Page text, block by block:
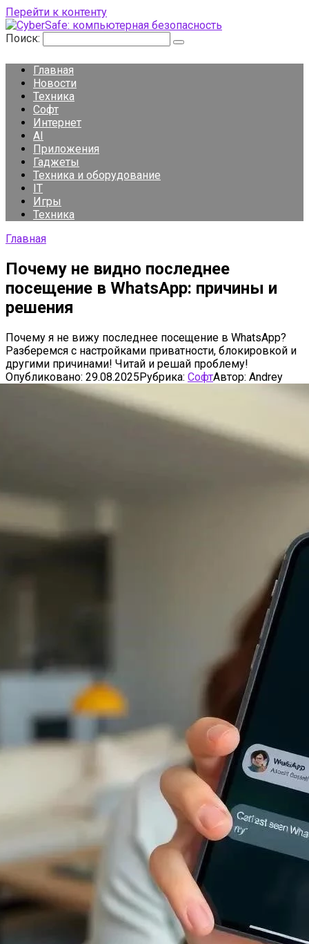
Перейти к контенту
Поиск:
Главная
Новости
Техника
Софт
Интернет
AI
Приложения
Гаджеты
Техника и оборудование
IT
Игры
Техника
Главная
Почему не видно последнее
посещение в WhatsApp: причины и
решения
Почему я не вижу последнее посещение в WhatsApp?
Разберемся с настройками приватности, блокировкой и
другими причинами! Читай и решай проблему!
Опубликовано: 29.08.2025Рубрика: СофтАвтор: Andrey